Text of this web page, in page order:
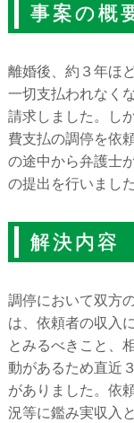
事案の概
離婚後、約３年ほ
一切支払われなく
請求しました。し
費支払の調停を依
の途中から弁護士
の提出を行いました
解決内容
調停において双方
は、依頼者の収入
とみるべきこと、
動があるため直近
がありました。依
況等に鑑み実収入